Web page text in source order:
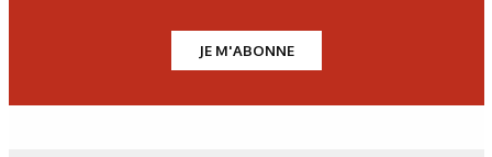
Les derniers articles sur ce
JE M'ABONNE